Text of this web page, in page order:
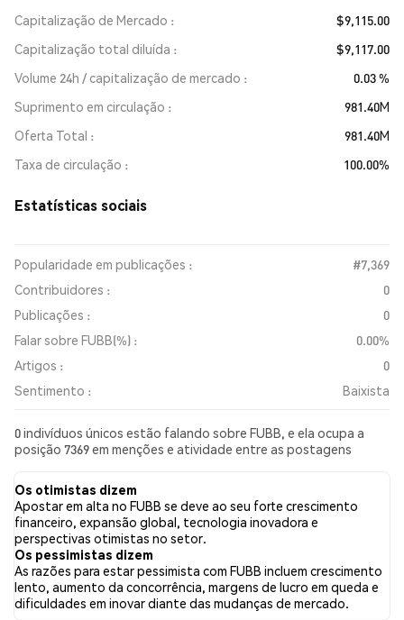
Capitalização de Mercado
$9,115.00
Capitalização total diluída
$9,117.00
Volume 24h / capitalização de mercado
0.03 %
Suprimento em circulação
981.40M
Oferta Total
981.40M
Taxa de circulação
100.00%
Estatísticas sociais
Popularidade em publicações :
#7,369
Contribuidores :
0
Publicações :
0
Falar sobre FUBB(%) :
0.00%
Artigos :
0
Sentimento :
Baixista
0 indivíduos únicos estão falando sobre FUBB, e ela ocupa a
posição 7369 em menções e atividade entre as postagens
FUBB em todas as redes sociais foi Baixista. Por fim, foram
publicados 0 artigos de notícias sobre FUBB. No Twitter, NaN%
dos tweets apresentaram um sentimento otimista em
comparação com NaN% dos tweets com sentimento pessimista
sobre FUBB. NaN% dos tweets foram neutros em relação a
FUBB. Esses sentimentos são baseados em 0 tweets.
Os otimistas dizem
Apostar em alta no FUBB se deve ao seu forte crescimento
financeiro, expansão global, tecnologia inovadora e
perspectivas otimistas no setor.
Os pessimistas dizem
As razões para estar pessimista com FUBB incluem crescimento
lento, aumento da concorrência, margens de lucro em queda e
dificuldades em inovar diante das mudanças de mercado.